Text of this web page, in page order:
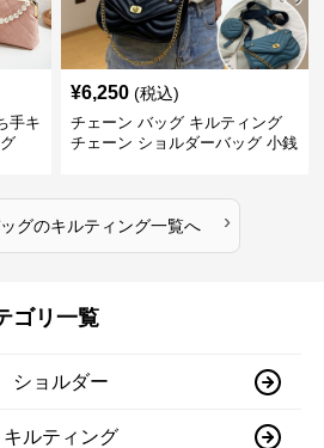
手キ
¥6,250 (税込)
チェーン バッグ キルティング
チェーン ショルダーバッグ 小銭
グのキルティング一覧へ ›
ゴリ一覧
ショルダー
キルティング